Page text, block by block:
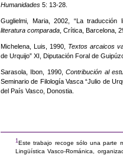
Humanidades 5: 13-28.
Guglielmi, Maria, 2002, “La traducción
literatura comparada , Crítica, Barcelona,
Michelena, Luis, 1990, Textos arcaicos
de Urquijo” XI, Diputación Foral de
Sarasola, Ibon, 1990,Contribución al
Seminario de Filología Vasca “Julio de
del País Vasco, Donostia.
1 Este trabajo recoge sólo una parte
Lingüística Vasco-Románica,